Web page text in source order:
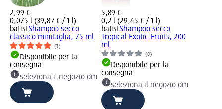
2,99 €
0,075 l (39,87 € / 1 l)
batistShampoo secco
classico minitaglia, 75 ml
(3)
Disponibile per la
consegna
seleziona il negozio dm
5,89 €
0,2 l (29,45 € / 1 l)
batistShampoo secco
Tropical Exotic Fruits, 200
ml
(0)
Disponibile per la
consegna
seleziona il negozio dm